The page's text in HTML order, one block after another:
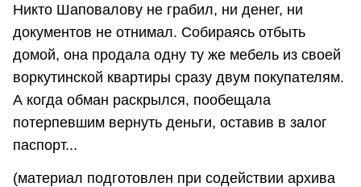
Никто Шаповалову не грабил, ни денег, ни
документов не отнимал. Собираясь отбыть
домой, она продала одну ту же мебель из своей
воркутинской квартиры сразу двум покупателям.
А когда обман раскрылся, пообещала
потерпевшим вернуть деньги, оставив в залог
паспорт...
(материал подготовлен при содействии архива